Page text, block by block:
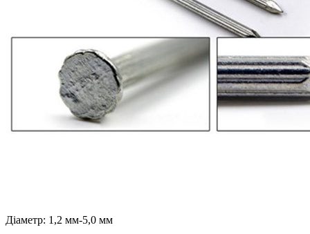
Діаметр: 1,2 мм-5,0 мм